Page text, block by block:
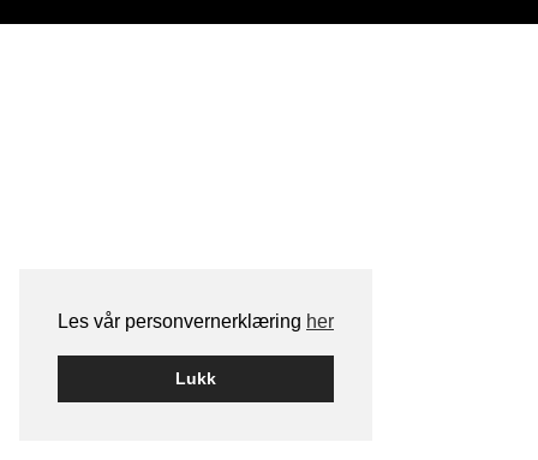
Les vår personvernerklæring her
Lukk